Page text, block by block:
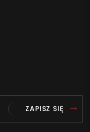
ZAPISZ SIĘ